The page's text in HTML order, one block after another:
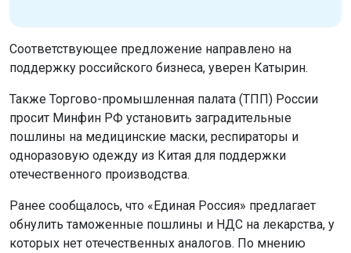
Соответствующее предложение направлено на
поддержку российского бизнеса, уверен Катырин.
Также Торгово-промышленная палата (ТПП) России
просит Минфин РФ установить заградительные
пошлины на медицинские маски, респираторы и
одноразовую одежду из Китая для поддержки
отечественного производства.
Ранее сообщалось, что «Единая Россия» предлагает
обнулить таможенные пошлины и НДС на лекарства, у
которых нет отечественных аналогов. По мнению